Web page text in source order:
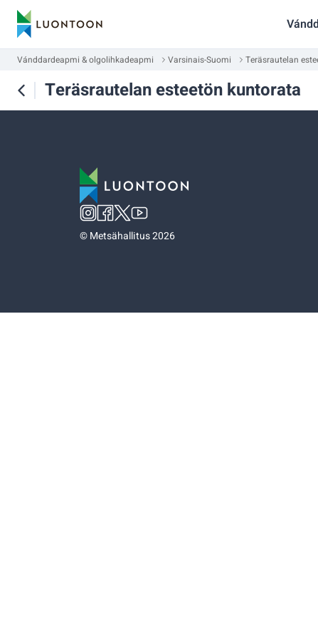
Vánddardeapmi & olgolihkadeapmi Varsinais-Suomi Teräsrautelan
Teräsrautelan esteetön kuntorata
©Metsähallitus 2026